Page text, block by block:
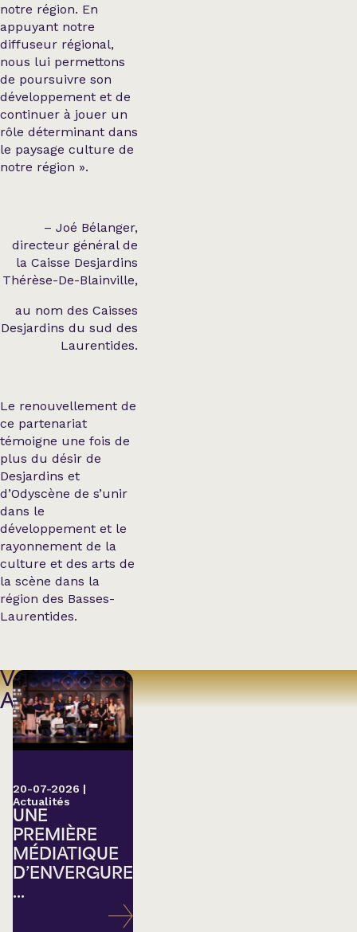
notre région. En
appuyant notre
diffuseur régional,
nous lui permettons
de poursuivre son
développement et de
continuer à jouer un
rôle déterminant dans
le paysage culture de
notre région ».
– Joé Bélanger,
directeur général de
la Caisse Desjardins
Thérèse-De-Blainville,
au nom des Caisses
Desjardins du sud des
Laurentides.
Le renouvellement de
ce partenariat
témoigne une fois de
plus du désir de
Desjardins et
d’Odyscène de s’unir
dans le
développement et le
rayonnement de la
culture et des arts de
la scène dans la
région des Basses-
Laurentides.
VOIR
AUSSI
20-07-2026 |
Actualités
UNE
PREMIÈRE
MÉDIATIQUE
D’ENVERGURE
...